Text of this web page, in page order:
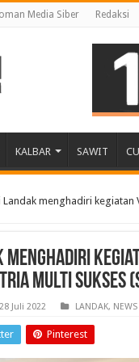
Media Siber Redaksi
KALBAR SAWIT
Landak menghadiri kegiatan
menghadiri
Multi Sukses
28 Juli 2022 LANDAK, NEWS
Pinterest